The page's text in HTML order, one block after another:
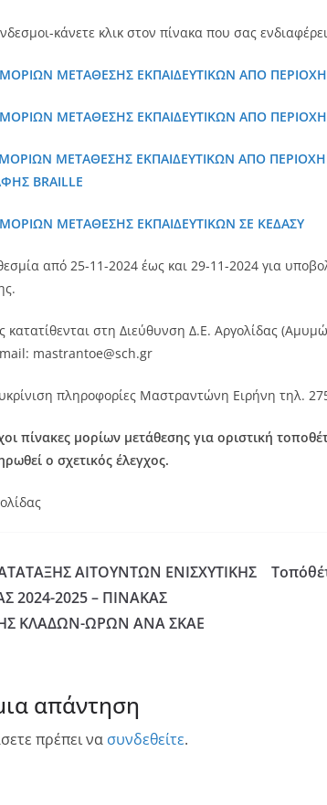
κάνετε κλικ στον πίνακα που σας
ΜΕΤΑΘΕΣΗΣ ΕΚΠΑΙΔΕΥΤΙΚΩΝ ΑΠΟ
ΜΕΤΑΘΕΣΗΣ ΕΚΠΑΙΔΕΥΤΙΚΩΝ ΑΠΟ
ΜΕΤΑΘΕΣΗΣ ΕΚΠΑΙΔΕΥΤΙΚΩΝ ΑΠΟ
BRAILLE
ΜΕΤΑΘΕΣΗΣ ΕΚΠΑΙΔΕΥΤΙΚΩΝ ΣΕ ΚΕΔΑΣΥ
από 25-11-2024 έως και 29-11-2024 για
κατατίθενται στη Διεύθυνση Δ.Ε. Αργολίδας
mastrantoe@sch.gr
πληροφορίες Μαστραντώνη Ειρήνη τηλ.
πίνακες μορίων μετάθεσης για οριστική
ο σχετικός έλεγχος.
ΑΙΤΟΥΝΤΩΝ ΕΝΙΣΧΥΤΙΚΗΣ
2024-2025 – ΠΙΝΑΚΑΣ
ΚΛΑΔΩΝ-ΩΡΩΝ ΑΝΑ ΣΚΑΕ
απάντηση
πρέπει να συνδεθείτε.